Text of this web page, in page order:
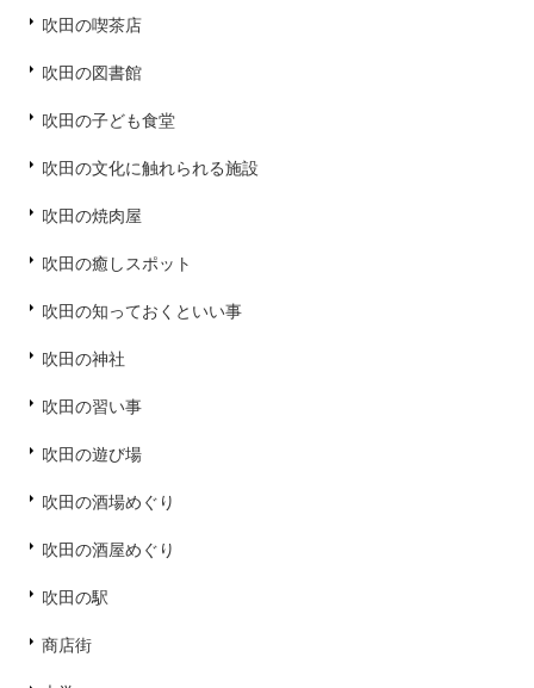
吹田の喫茶店
吹田の図書館
吹田の子ども食堂
吹田の文化に触れられる施設
吹田の焼肉屋
吹田の癒しスポット
吹田の知っておくといい事
吹田の神社
吹田の習い事
吹田の遊び場
吹田の酒場めぐり
吹田の酒屋めぐり
吹田の駅
商店街